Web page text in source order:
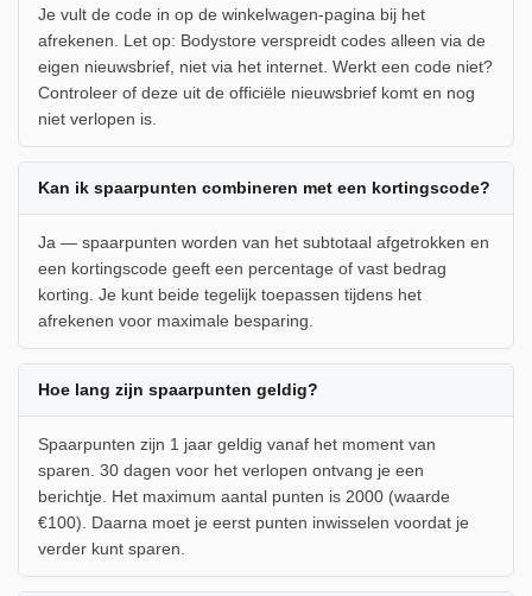
Je vult de code in op de winkelwagen-pagina bij het
afrekenen. Let op: Bodystore verspreidt codes alleen via de
eigen nieuwsbrief, niet via het internet. Werkt een code niet?
Controleer of deze uit de officiële nieuwsbrief komt en nog
niet verlopen is.
Kan ik spaarpunten combineren met een kortingscode?
Ja — spaarpunten worden van het subtotaal afgetrokken en
een kortingscode geeft een percentage of vast bedrag
korting. Je kunt beide tegelijk toepassen tijdens het
afrekenen voor maximale besparing.
Hoe lang zijn spaarpunten geldig?
Spaarpunten zijn 1 jaar geldig vanaf het moment van
sparen. 30 dagen voor het verlopen ontvang je een
berichtje. Het maximum aantal punten is 2000 (waarde
€100). Daarna moet je eerst punten inwisselen voordat je
verder kunt sparen.